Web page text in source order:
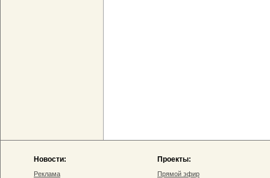
Новости:
Реклама
Проекты:
Прямой эфир